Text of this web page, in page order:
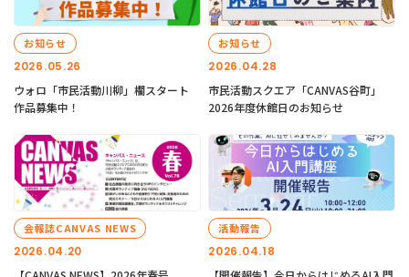
2026.05.26
お知らせ
ウォロ「市民活動川柳」欄スタート
作品募集中！
2026.04.28
お知らせ
市民活動スクエア「CANVAS谷町」
2026年度休館日のお知らせ
2026.04.20
会報誌CANVAS NEWS
2026.04.18
活動報告